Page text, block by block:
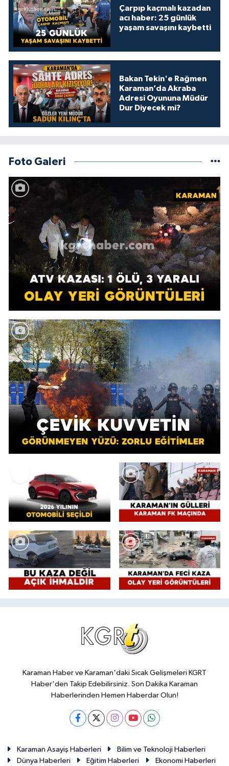
Çarpıp kaçmalı kazadan
acı haber: 25 günlük
yaşam savaşını kaybetti
Bakan Tekin'e Rağmen
Karaman’da Akraba
Adresi Oyununa Müdür
Dur Diyecek mi?
Foto Galeri
Karaman Haber ve Karaman'daki Sıcak Gelişmeleri KGRT
Haber'den Takip Edebilirsiniz. Son Dakika Karaman
Haberlerinden Hemen Haberdar Olun!
Karaman Asayiş Haberleri
Bilim ve Teknoloji Haberleri
Dünya Haberleri
Eğitim Haberleri Ekonomi Haberleri